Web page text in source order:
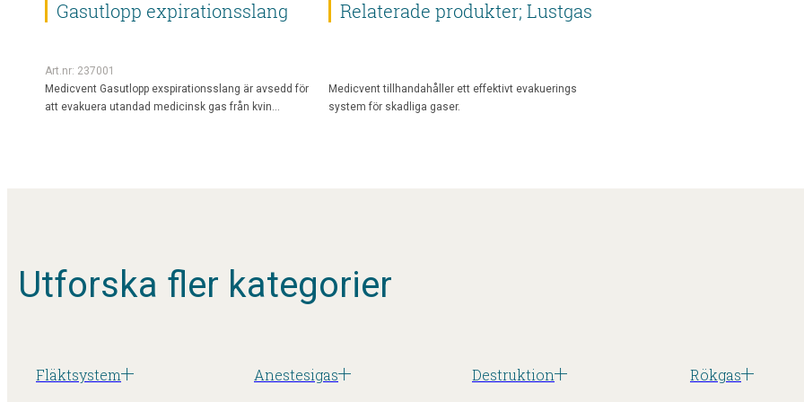
Gasutlopp expirationsslang
Art.nr: 237001
Medicvent Gasutlopp exspirationsslang är avsedd för
att evakuera utandad medicinsk gas från kvin…
Relaterade produkter; Lustgas
Medicvent tillhandahåller ett effektivt evakuerings
system för skadliga gaser.
Utforska fler kategorier
Fläktsystem Anestesigas Destruktion Rökgas